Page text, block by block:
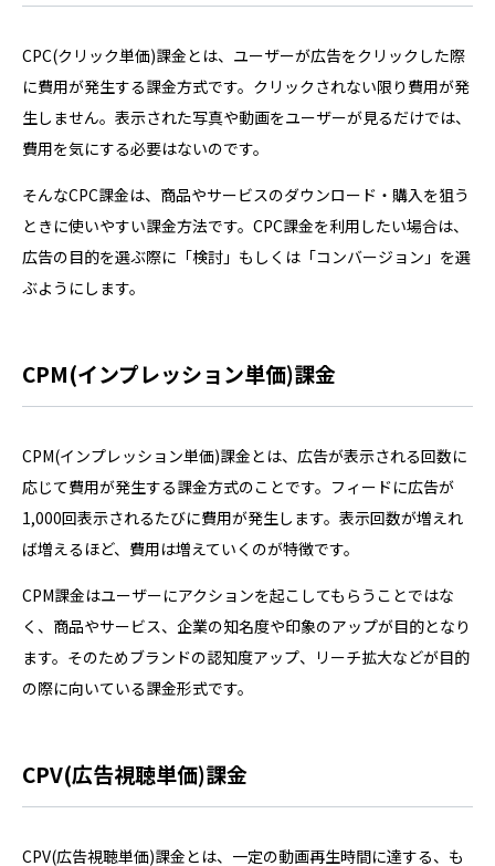
CPC(クリック単価)課金とは、ユーザーが広告をクリックした際
に費用が発生する課金方式です。クリックされない限り費用が発
生しません。表示された写真や動画をユーザーが見るだけでは、
費用を気にする必要はないのです。
そんなCPC課金は、商品やサービスのダウンロード・購入を狙う
ときに使いやすい課金方法です。CPC課金を利用したい場合は、
広告の目的を選ぶ際に「検討」もしくは「コンバージョン」を選
ぶようにします。
CPM(インプレッション単価)課金
CPM(インプレッション単価)課金とは、広告が表示される回数に
応じて費用が発生する課金方式のことです。フィードに広告が
1,000回表示されるたびに費用が発生します。表示回数が増えれ
ば増えるほど、費用は増えていくのが特徴です。
CPM課金はユーザーにアクションを起こしてもらうことではな
く、商品やサービス、企業の知名度や印象のアップが目的となり
ます。そのためブランドの認知度アップ、リーチ拡大などが目的
の際に向いている課金形式です。
CPV(広告視聴単価)課金
CPV(広告視聴単価)課金とは、一定の動画再生時間に達する、も